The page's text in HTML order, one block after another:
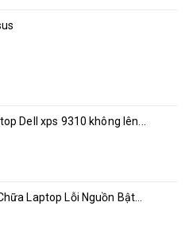
Dell xps 9310 không lên...
Laptop Lỗi Nguồn Bật...